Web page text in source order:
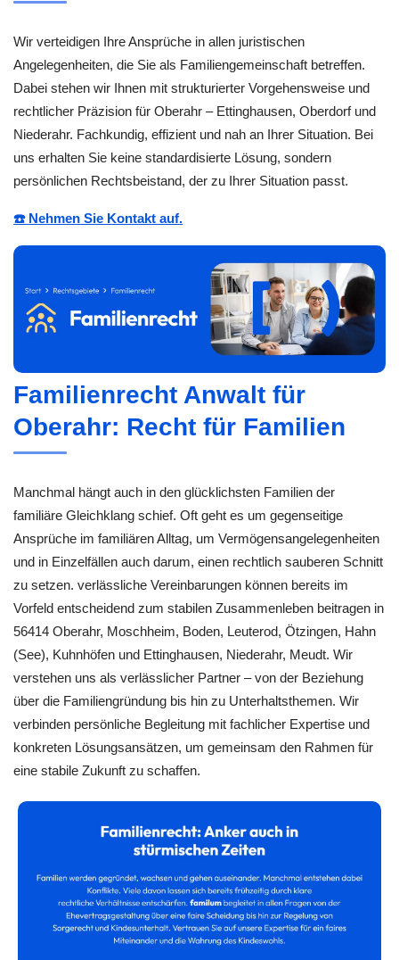
Wir verteidigen Ihre Ansprüche in allen juristischen
Angelegenheiten, die Sie als Familiengemeinschaft betreffen.
Dabei stehen wir Ihnen mit strukturierter Vorgehensweise und
rechtlicher Präzision für Oberahr – Ettinghausen, Oberdorf und
Niederahr. Fachkundig, effizient und nah an Ihrer Situation. Bei
uns erhalten Sie keine standardisierte Lösung, sondern
persönlichen Rechtsbeistand, der zu Ihrer Situation passt.
☎️ Nehmen Sie Kontakt auf.
Familienrecht Anwalt für
Oberahr: Recht für Familien
Manchmal hängt auch in den glücklichsten Familien der
familiäre Gleichklang schief. Oft geht es um gegenseitige
Ansprüche im familiären Alltag, um Vermögensangelegenheiten
und in Einzelfällen auch darum, einen rechtlich sauberen Schnitt
zu setzen. verlässliche Vereinbarungen können bereits im
Vorfeld entscheidend zum stabilen Zusammenleben beitragen in
56414 Oberahr, Moschheim, Boden, Leuterod, Ötzingen, Hahn
(See), Kuhnhöfen und Ettinghausen, Niederahr, Meudt. Wir
verstehen uns als verlässlicher Partner – von der Beziehung
über die Familiengründung bis hin zu Unterhaltsthemen. Wir
verbinden persönliche Begleitung mit fachlicher Expertise und
konkreten Lösungsansätzen, um gemeinsam den Rahmen für
eine stabile Zukunft zu schaffen.